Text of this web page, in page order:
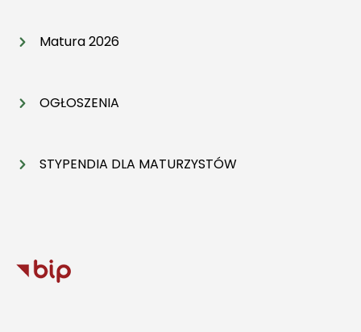
Matura 2026
OGŁOSZENIA
STYPENDIA DLA MATURZYSTÓW